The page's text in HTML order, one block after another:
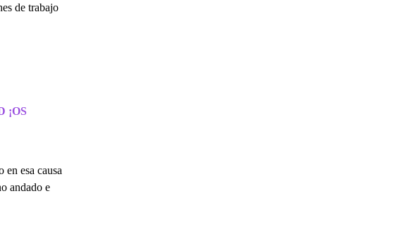
de trabajo
¡OS
en esa causa
andado e